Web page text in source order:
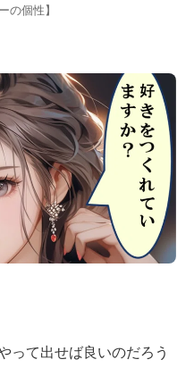
の個性】
って出せば良いのだろう